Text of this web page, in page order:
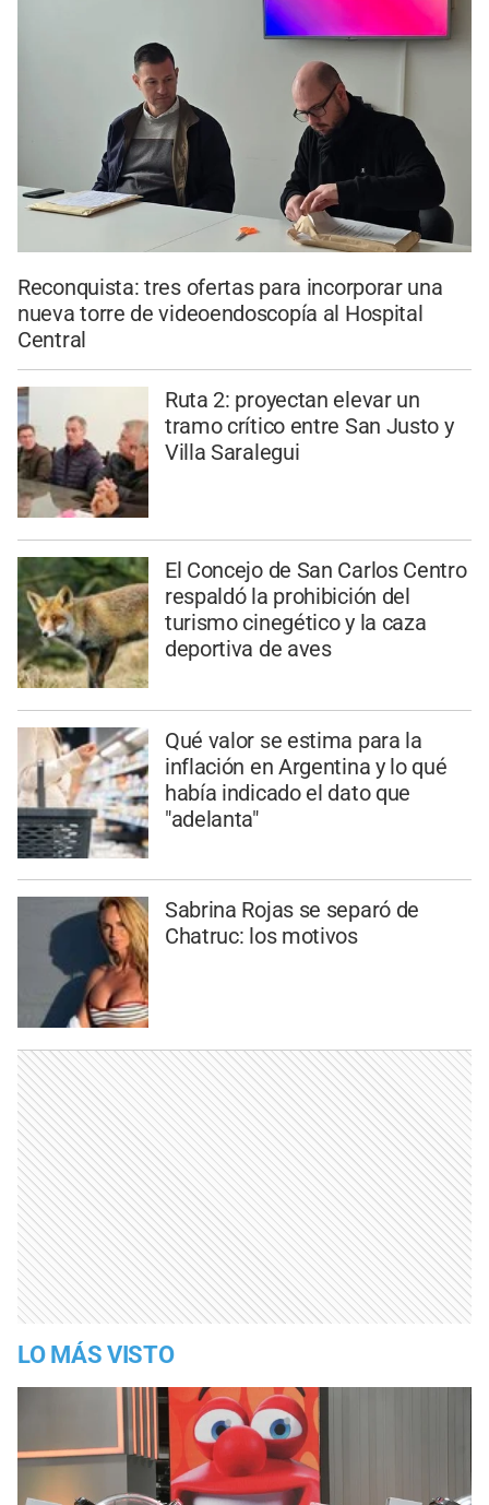
Reconquista: tres ofertas para incorporar una
nueva torre de videoendoscopía al Hospital
Central
Ruta 2: proyectan elevar un
tramo crítico entre San Justo y
Villa Saralegui
El Concejo de San Carlos Centro
respaldó la prohibición del
turismo cinegético y la caza
deportiva de aves
Qué valor se estima para la
inflación en Argentina y lo qué
había indicado el dato que
"adelanta"
Sabrina Rojas se separó de
Chatruc: los motivos
LO MÁS VISTO